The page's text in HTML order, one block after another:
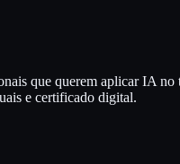
que querem aplicar IA no
e certificado digital.